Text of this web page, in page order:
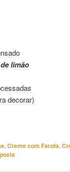
limão
decorar)
, Creme com Farofa,